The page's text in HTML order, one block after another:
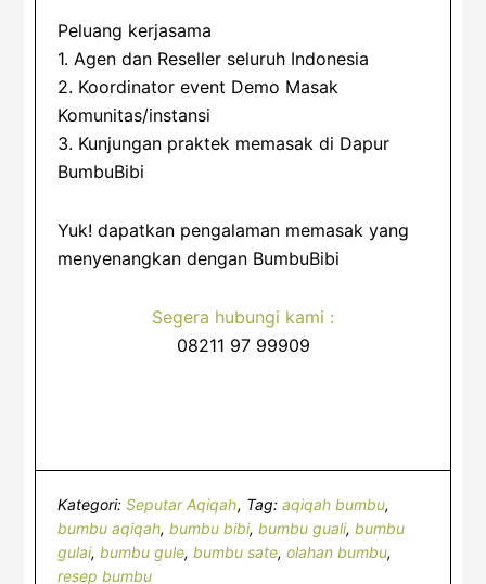
Peluang kerjasama
1. Agen dan Reseller seluruh Indonesia
2. Koordinator event Demo Masak
Komunitas/instansi
3. Kunjungan praktek memasak di Dapur
BumbuBibi
Yuk! dapatkan pengalaman memasak yang
menyenangkan dengan BumbuBibi
Segera hubungi kami :
08211 97 99909
Kategori:Seputar Aqiqah Tag:aqiqah bumbu,
bumbu aqiqah,bumbu bibi,bumbu guali,bumbu
gulai,bumbu gule,bumbu sate,olahan bumbu,
resep bumbu